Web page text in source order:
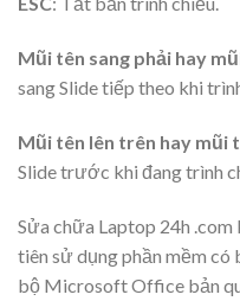
Mũi tên sang phải hay
sang Slide tiếp theo khi
Mũi tên lên trên hay mũi
Slide trước khi đang trình
Sửa chữa Laptop 24h .com
tiên sử dụng phần mềm có
bộ Microsoft Office bản